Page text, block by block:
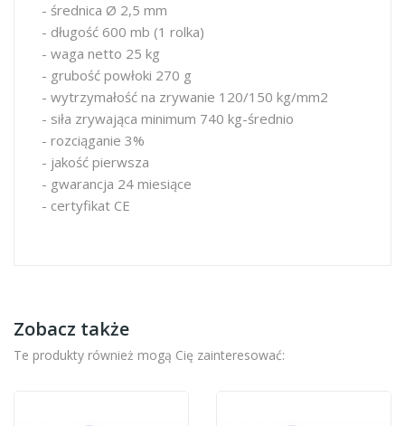
- średnica Ø 2,5 mm
- długość 600 mb (1 rolka)
- waga netto 25 kg
- grubość powłoki 270 g
- wytrzymałość na zrywanie 120/150 kg/mm2
- siła zrywająca minimum 740 kg-średnio
- rozciąganie 3%
- jakość pierwsza
- gwarancja 24 miesiące
- certyfikat CE
Zobacz także
Te produkty również mogą Cię zainteresować: